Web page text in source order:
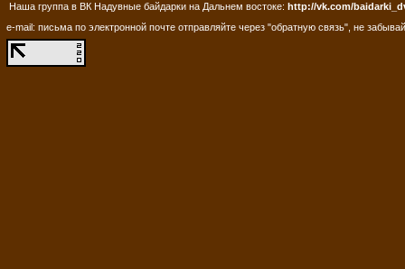
Наша группа в ВК Надувные байдарки на Дальнем востоке: http://vk.com/
e-mail: письма по электронной почте отправляйте через "обратную связь", не